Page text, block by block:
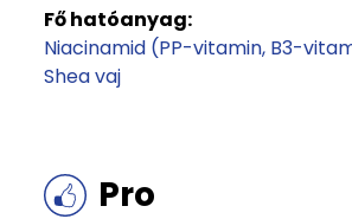
Fő hatóanyag:
Niacinamid (PP-vitamin, B3-
Shea vaj
Pro